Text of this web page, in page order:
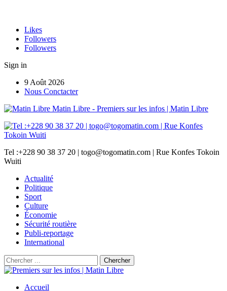
Likes
Followers
Followers
Sign in
9 Août 2026
Nous Conctacter
Matin Libre - Premiers sur les infos | Matin Libre
Tel :+228 90 38 37 20 | togo@togomatin.com | Rue Konfes Tokoin
Wuiti
Actualité
Politique
Sport
Culture
Économie
Sécurité routière
Publi-reportage
International
Accueil